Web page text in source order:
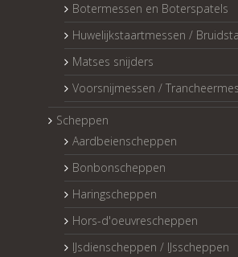
Botermessen en Boterspatels
Huwelijkstaartmessen /
Matses snijders
Voorsnijmessen /
Scheppen
Aardbeienscheppen
Bonbonscheppen
Haringscheppen
Hors-d'oeuvrescheppen
IJsdienscheppen / IJsscheppen